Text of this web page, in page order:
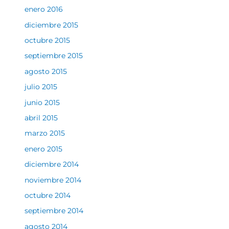
enero 2016
diciembre 2015
octubre 2015
septiembre 2015
agosto 2015
julio 2015
junio 2015
abril 2015
marzo 2015
enero 2015
diciembre 2014
noviembre 2014
octubre 2014
septiembre 2014
agosto 2014